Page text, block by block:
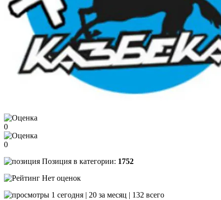
0
0
Позиция в категории: 1752
Нет оценок
1 сегодня | 20 за месяц | 132 всего